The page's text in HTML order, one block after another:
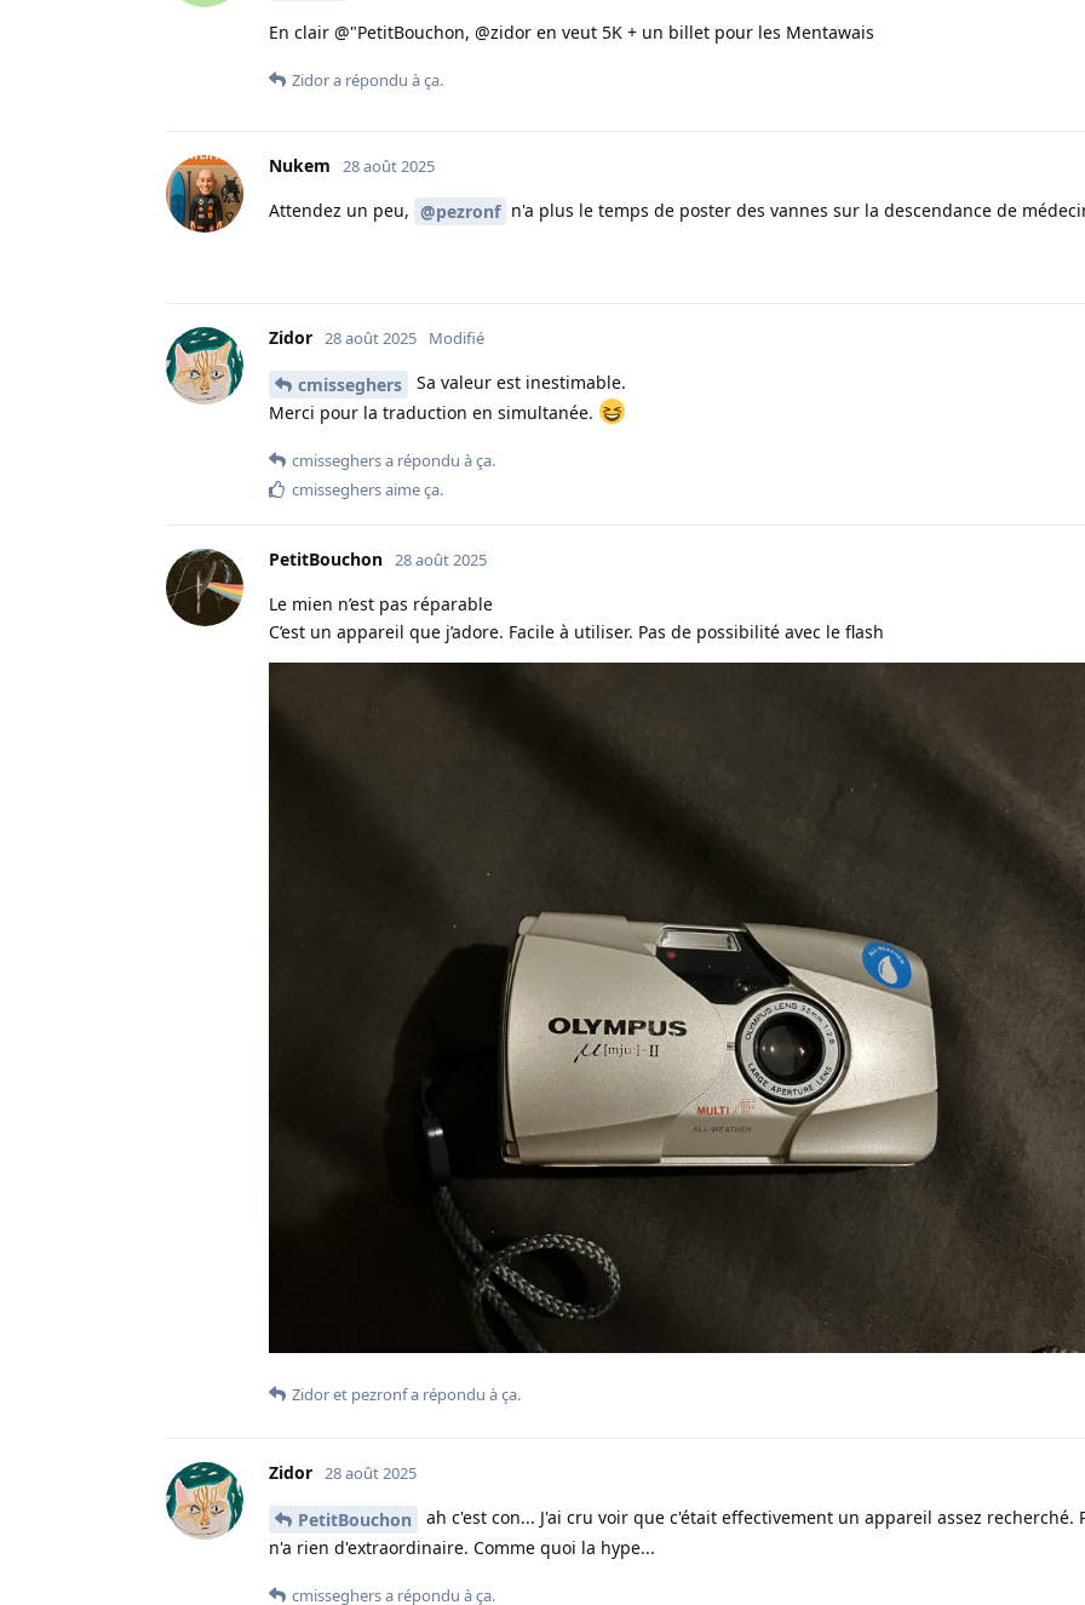
En clair @"PetitBouchon, @zidor en veut 5K + un billet pour les Mentawais
Zidora répondu à ça.
Nukem 28 août 2025
Attendez un peu, @pezronf n'a plus le temps de poster des vannes sur la descendance de
Zidor 28 août 2025 Modifié
cmisseghers
Sa valeur est inestimable.
Merci pour la traduction en simultanée.
cmisseghersa répondu à ça.
cmisseghersaime ça.
PetitBouchon 28 août 2025
Le mien n’est pas réparable
C’est un appareil que j’adore. Facile à utiliser. Pas de possibilité avec le flash
Zidoret pezronfa répondu à ça.
Zidor 28 août 2025
PetitBouchon
ah c'est con... J'ai cru voir que c'était effectivement un appareil assez recherché.
n'a rien d'extraordinaire. Comme quoi la hype...
cmisseghersa répondu à ça.